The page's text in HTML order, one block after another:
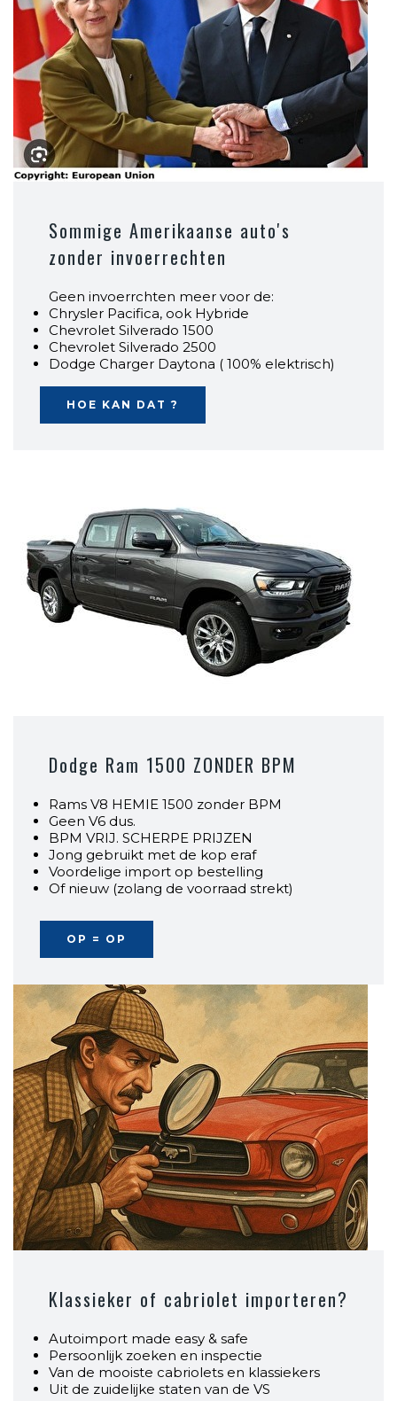
Sommige Amerikaanse auto's
zonder invoerrechten
Geen invoerrchten meer voor de:
Chrysler Pacifica, ook Hybride
Chevrolet Silverado 1500
Chevrolet Silverado 2500
Dodge Charger Daytona ( 100% elektrisch)
HOE KAN DAT ?
Dodge Ram 1500 ZONDER BPM
Rams V8 HEMIE 1500 zonder BPM
Geen V6 dus.
BPM VRIJ. SCHERPE PRIJZEN
Jong gebruikt met de kop eraf
Voordelige import op bestelling
Of nieuw (zolang de voorraad strekt)
OP = OP
Klassieker of cabriolet importeren?
Autoimport made easy & safe
Persoonlijk zoeken en inspectie
Van de mooiste cabriolets en klassiekers
Uit de zuidelijke staten van de VS